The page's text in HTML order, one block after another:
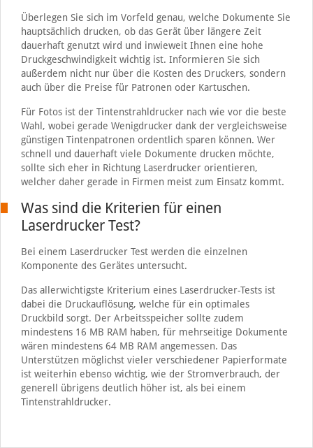
Überlegen Sie sich im Vorfeld genau, welche Dokumente Sie
hauptsächlich drucken, ob das Gerät über längere Zeit
dauerhaft genutzt wird und inwieweit Ihnen eine hohe
Druckgeschwindigkeit wichtig ist. Informieren Sie sich
außerdem nicht nur über die Kosten des Druckers, sondern
auch über die Preise für Patronen oder Kartuschen.
Für Fotos ist der Tintenstrahldrucker nach wie vor die beste
Wahl, wobei gerade Wenigdrucker dank der vergleichsweise
günstigen Tintenpatronen ordentlich sparen können. Wer
schnell und dauerhaft viele Dokumente drucken möchte,
sollte sich eher in Richtung Laserdrucker orientieren,
welcher daher gerade in Firmen meist zum Einsatz kommt.
Was sind die Kriterien für einen
Laserdrucker Test?
Bei einem Laserdrucker Test werden die einzelnen
Komponente des Gerätes untersucht.
Das allerwichtigste Kriterium eines Laserdrucker-Tests ist
dabei die Druckauflösung, welche für ein optimales
Druckbild sorgt. Der Arbeitsspeicher sollte zudem
mindestens 16 MB RAM haben, für mehrseitige Dokumente
wären mindestens 64 MB RAM angemessen. Das
Unterstützen möglichst vieler verschiedener Papierformate
ist weiterhin ebenso wichtig, wie der Stromverbrauch, der
generell übrigens deutlich höher ist, als bei einem
Tintenstrahldrucker.